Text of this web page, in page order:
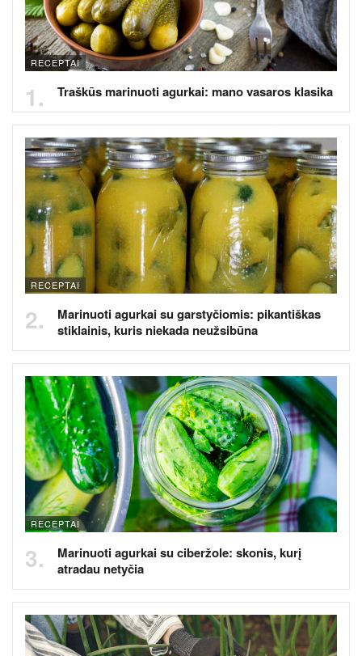
RECEPTAI
Traškūs marinuoti agurkai: mano vasaros klasika
RECEPTAI
Marinuoti agurkai su garstyčiomis: pikantiškas
stiklainis, kuris niekada neužsibūna
RECEPTAI
Marinuoti agurkai su ciberžole: skonis, kurį
atradau netyčia